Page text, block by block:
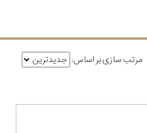
مرتب سازی بر اساس: